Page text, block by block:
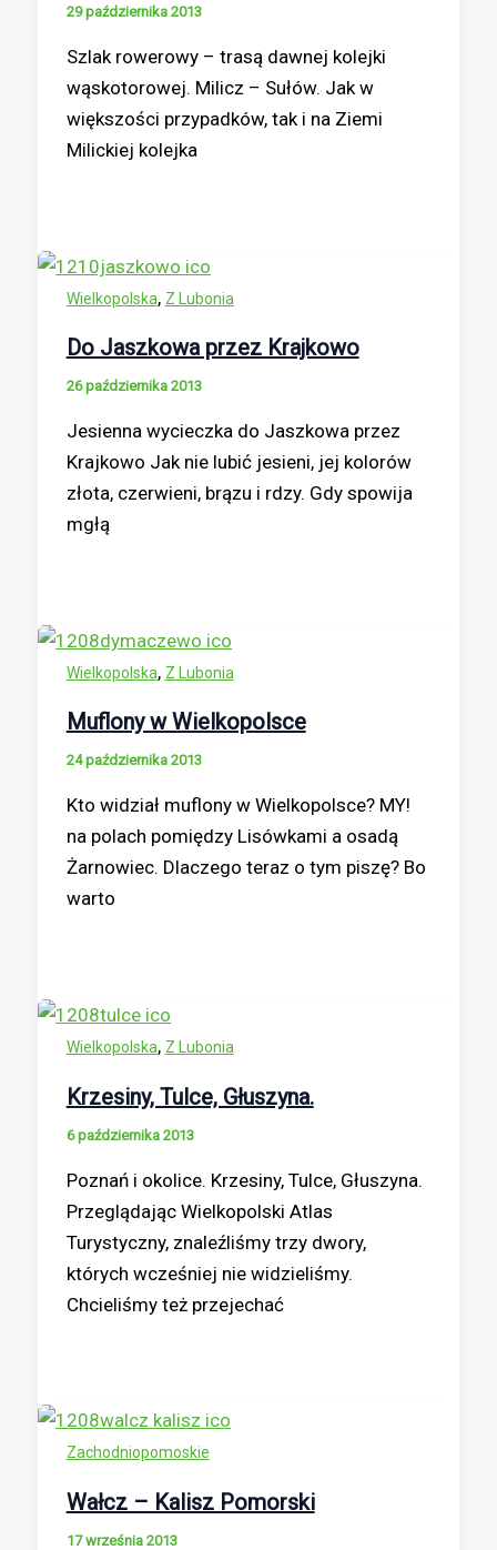
29 października 2013
Szlak rowerowy – trasą dawnej kolejki
wąskotorowej. Milicz – Sułów. Jak w
większości przypadków, tak i na Ziemi
Milickiej kolejka
Wielkopolska, Z Lubonia
Do Jaszkowa przez Krajkowo
26 października 2013
Jesienna wycieczka do Jaszkowa przez
Krajkowo Jak nie lubić jesieni, jej kolorów
złota, czerwieni, brązu i rdzy. Gdy spowija
mgłą
Wielkopolska, Z Lubonia
Muflony w Wielkopolsce
24 października 2013
Kto widział muflony w Wielkopolsce? MY!
na polach pomiędzy Lisówkami a osadą
Żarnowiec. Dlaczego teraz o tym piszę? Bo
warto
Wielkopolska, Z Lubonia
Krzesiny, Tulce, Głuszyna.
6 października 2013
Poznań i okolice. Krzesiny, Tulce, Głuszyna.
Przeglądając Wielkopolski Atlas
Turystyczny, znaleźliśmy trzy dwory,
których wcześniej nie widzieliśmy.
Chcieliśmy też przejechać
Zachodniopomoskie
Wałcz – Kalisz Pomorski
17 września 2013